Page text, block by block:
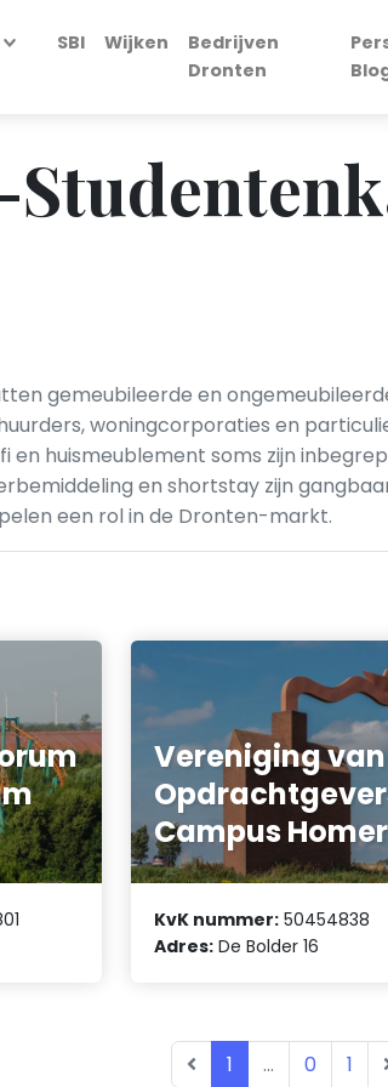
SBI Wijken
Bedrijven
Dronten
gemeubileerde en
woningcorporaties en
huismeublement soms zijn
en shortstay zijn
een rol in de Dronten-markt.
Vereniging van
Campus
KvK nummer: 50454838
Adres: De Bolder 16
1 ... 0 1